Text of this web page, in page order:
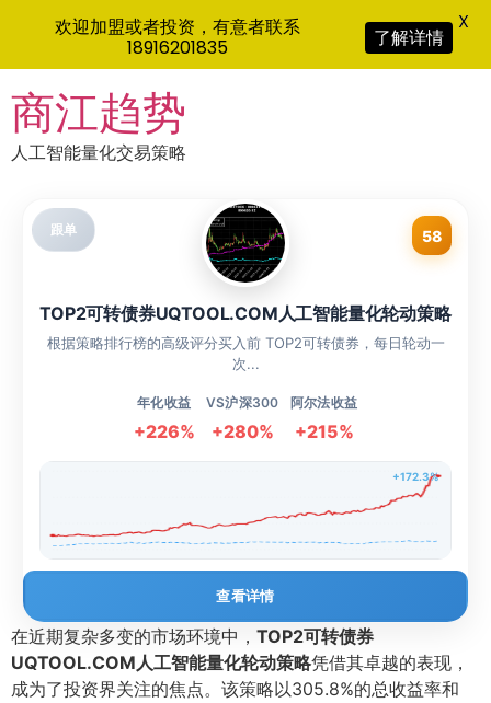
to
content
商江趋势
人工智能量化交易策略
跟单 58
TOP2可转债券UQTOOL.COM人工智能量化轮动策略
根据策略排行榜的高级评分买入前 TOP2可转债券，每日轮动一
次...
年化收益
+226%
VS沪深300
+280%
阿尔法收益
+215%
+172.3%
查看详情
在近期复杂多变的市场环境中， TOP2可转债券
UQTOOL.COM人工智能量化轮动策略凭借其卓越的表现，
成为了投资界关注的焦点。该策略以305.8%的总收益率和
欢迎加盟或者投资，有意者联系
18916201835
了解详情
X